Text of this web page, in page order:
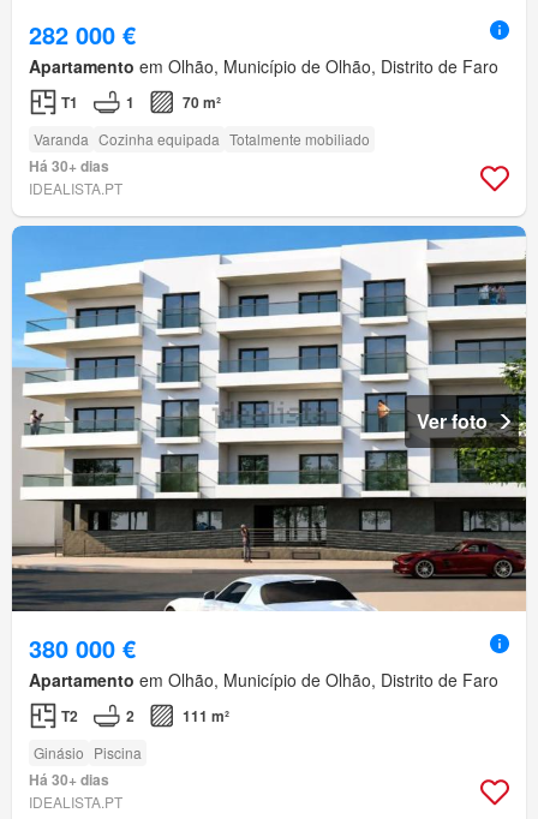
282 000 €
Apartamento em Olhão, Município de Olhão, Distrito de Faro
T1 1 70 m²
Varanda Cozinha equipada Totalmente mobiliado
Há 30+ dias
IDEALISTA.PT
Ver foto
380 000 €
Apartamento em Olhão, Município de Olhão, Distrito de Faro
T2 2 111 m²
Ginásio Piscina
Há 30+ dias
IDEALISTA.PT